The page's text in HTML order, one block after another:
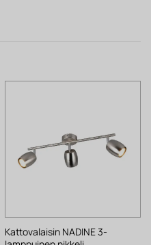
Kattovalaisin NADINE 3-